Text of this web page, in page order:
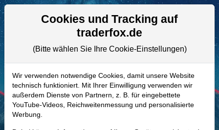
Aktien- und Artikelsuche
A14XZY | Z–Zillow Group (C) Aktie
Realtime-Aktienkurs:
-
-
Cookies und Tracking auf
traderfox.de
(Bitte wählen Sie Ihre Cookie-Einstellungen)
Wir verwenden notwendige Cookies, damit unsere Website
technisch funktioniert. Mit Ihrer Einwilligung verwenden wir
außerdem Dienste von Partnern, z. B. für eingebettete
YouTube-Videos, Reichweitenmessung und personalisierte
Werbung.